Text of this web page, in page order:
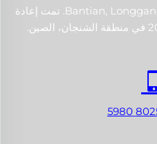
Bantian, Longgang District, Shenzhen, China. تمت إعادة